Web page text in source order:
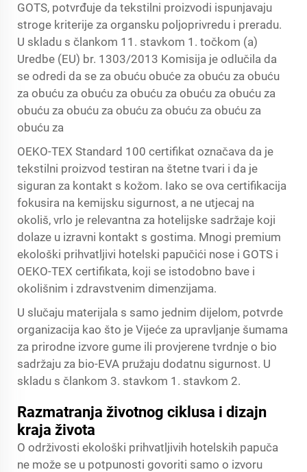
GOTS, potvrđuje da tekstilni proizvodi ispunjavaju
stroge kriterije za organsku poljoprivredu i preradu.
U skladu s člankom 11. stavkom 1. točkom (a)
Uredbe (EU) br. 1303/2013 Komisija je odlučila da
se odredi da se za obuću obuće za obuću za obuću
za obuću za obuću za obuću za obuću za obuću za
obuću za obuću za obuću za obuću za obuću za
obuću za
OEKO-TEX Standard 100 certifikat označava da je
tekstilni proizvod testiran na štetne tvari i da je
siguran za kontakt s kožom. Iako se ova certifikacija
fokusira na kemijsku sigurnost, a ne utjecaj na
okoliš, vrlo je relevantna za hotelijske sadržaje koji
dolaze u izravni kontakt s gostima. Mnogi premium
ekološki prihvatljivi hotelski papučići nose i GOTS i
OEKO-TEX certifikata, koji se istodobno bave i
okolišnim i zdravstvenim dimenzijama.
U slučaju materijala s samo jednim dijelom, potvrde
organizacija kao što je Vijeće za upravljanje šumama
za prirodne izvore gume ili provjerene tvrdnje o bio
sadržaju za bio-EVA pružaju dodatnu sigurnost. U
skladu s člankom 3. stavkom 1. stavkom 2.
Razmatranja životnog ciklusa i dizajn
kraja života
O održivosti ekološki prihvatljivih hotelskih papuča
ne može se u potpunosti govoriti samo o izvoru